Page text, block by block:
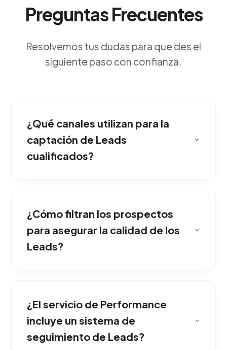
Preguntas Frecuentes
Resolvemos tus dudas para que des el
siguiente paso con confianza.
¿Qué canales utilizan para la
captación de Leads
cualificados?
enfoca 100% en capturar datos de clientes
potenciales (Leads) y generar un retorno de
inversión medible.
¿Cómo filtran los prospectos
para asegurar la calidad de los
Leads?
anuncios en redes sociales y plataformas
programáticas, filtrando siempre por intención
de compra.
¿El servicio de Performance
incluye un sistema de
seguimiento de Leads?